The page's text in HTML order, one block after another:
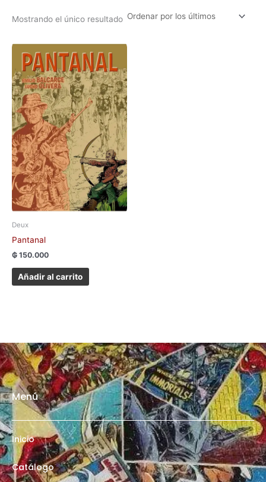
Mostrando el único resultado
Deux
Pantanal
₲ 150.000
Añadir al carrito
Menú
Inicio
Catálogo